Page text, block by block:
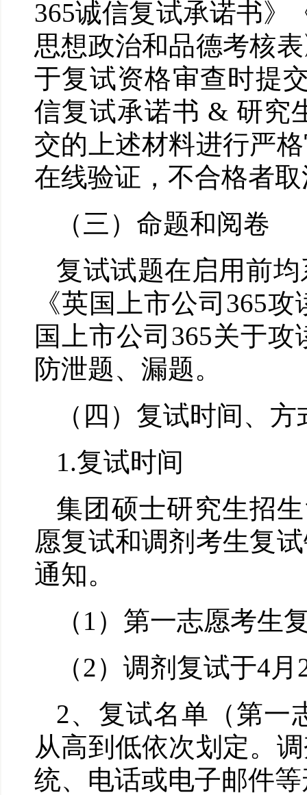
365诚信复试承诺书》
思想政治和品德考核
于复试资格审查时提
信复试承诺书 & 研究
交的上述材料进行严
在线验证，不合格者
（三）命题和阅卷
复试试题在启用前
《英国上市公司365
国上市公司365关于
防泄题、漏题。
（四）复试时间、
1.复试时间
集团硕士研究生招
愿复试和调剂考生复
通知。
（ 1 ）第一志愿考生
（2）调剂复试于4月
2、复试名单（第一
从高到低依次划定。
统、电话或电子邮件